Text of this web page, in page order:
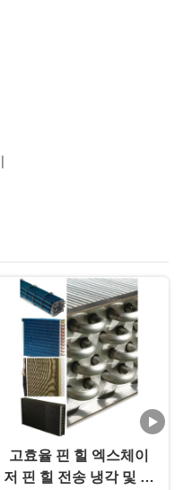
고효율 핀 힐 엑스체이
저 핀 힐 전송 냉각 및 난